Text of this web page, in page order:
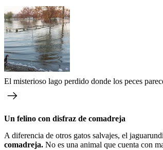
El misterioso lago perdido donde los peces
Un felino con disfraz de comadreja
A diferencia de otros gatos salvajes, el
comadreja. No es una animal que cuenta con